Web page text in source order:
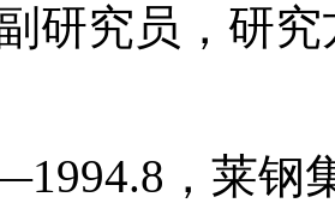
研究员，研
，莱钢